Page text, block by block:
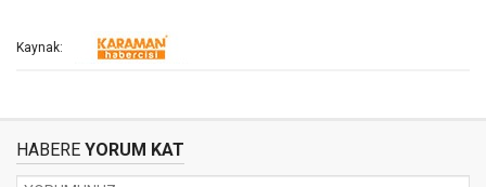
Kaynak:
HABERE YORUM KAT